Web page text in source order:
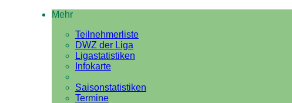
Mehr
Teilnehmerliste
DWZ der Liga
Ligastatistiken
Infokarte
Saisonstatistiken
Termine